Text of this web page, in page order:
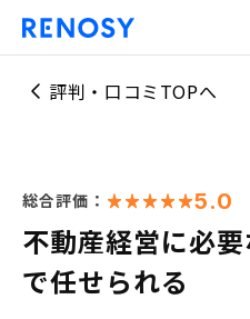
評判・口コミTOPへ
総合評価： 5.0
不動産経営に必
で任せられる